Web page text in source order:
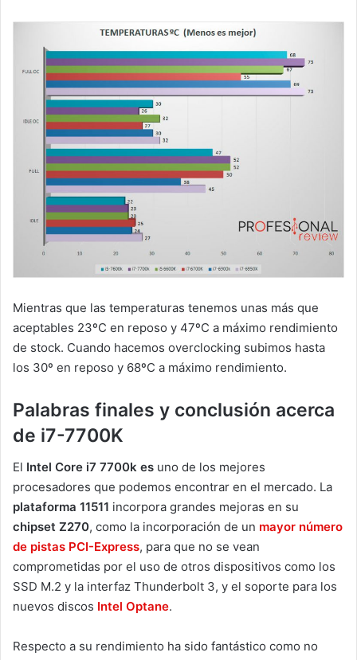
Mientras que las temperaturas tenemos unas más que
aceptables 23ºC en reposo y 47ºC a máximo rendimiento
de stock. Cuando hacemos overclocking subimos hasta
los 30º en reposo y 68ºC a máximo rendimiento.
Palabras finales y conclusión acerca
de i7-7700K
El Intel Core i7 7700k es uno de los mejores
procesadores que podemos encontrar en el mercado. La
plataforma 11511 incorpora grandes mejoras en su
chipset Z270, como la incorporación de un mayor número
de pistas PCI-Express, para que no se vean
comprometidas por el uso de otros dispositivos como los
SSD M.2 y la interfaz Thunderbolt 3, y el soporte para los
nuevos discos Intel Optane.
Respecto a su rendimiento ha sido fantástico como no